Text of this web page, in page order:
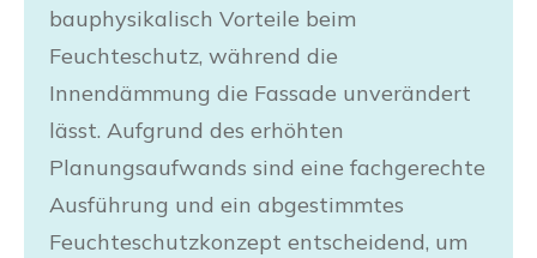
bauphysikalisch Vorteile beim
Feuchteschutz, während die
Innendämmung die Fassade unverändert
lässt. Aufgrund des erhöhten
Planungsaufwands sind eine fachgerechte
Ausführung und ein abgestimmtes
Feuchteschutzkonzept entscheidend, um